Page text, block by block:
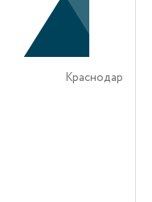
Краснодар